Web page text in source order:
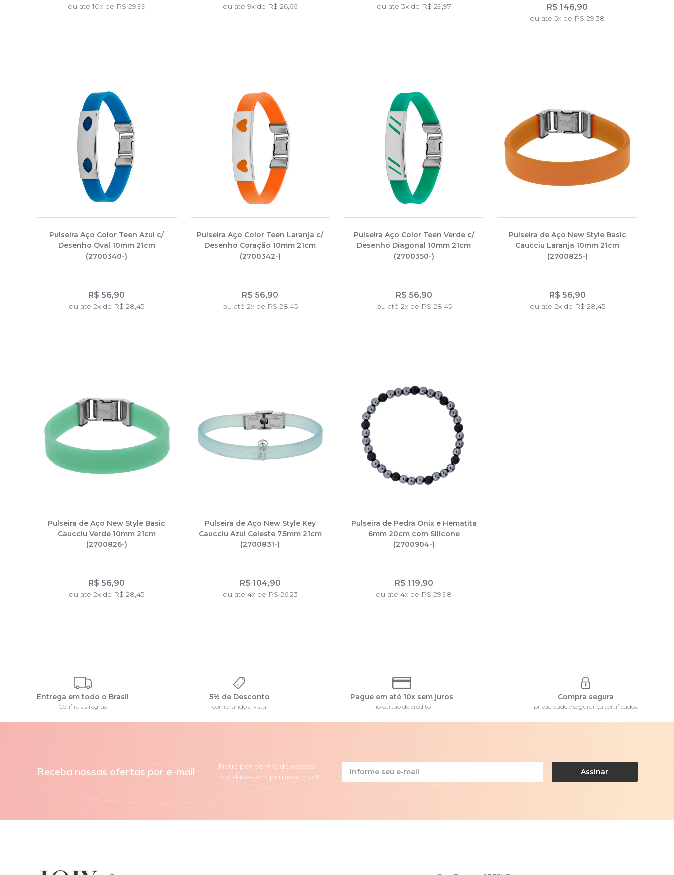
ou até 10x de R$ 29,99 ou até 9x de R$ 26,66 ou até 3x de R$ 29,97
R$ 146,90
ou até 5x de R$ 29,38
Pulseira Aço Color Teen Azul c/
Desenho Oval 10mm 21cm
(2700340-)
R$ 56,90
ou até 2x de R$ 28,45
Pulseira Aço Color Teen Laranja c/
Desenho Coração 10mm 21cm
(2700342-)
R$ 56,90
ou até 2x de R$ 28,45
Pulseira Aço Color Teen Verde c/
Desenho Diagonal 10mm 21cm
(2700350-)
R$ 56,90
ou até 2x de R$ 28,45
Pulseira de Aço New Style Basic
Caucciu Laranja 10mm 21cm
(2700825-)
R$ 56,90
ou até 2x de R$ 28,45
Pulseira de Aço New Style Basic
Caucciu Verde 10mm 21cm
(2700826-)
R$ 56,90
ou até 2x de R$ 28,45
Pulseira de Aço New Style Key
Caucciu Azul Celeste 7.5mm 21cm
(2700831-)
R$ 104,90
ou até 4x de R$ 26,23
Pulseira de Pedra Onix e Hematita
6mm 20cm com Silicone
(2700904-)
R$ 119,90
ou até 4x de R$ 29,98
Entrega em todo o Brasil
Confira as regras
5% de Desconto
comprando à vista
Pague em até 10x sem juros
no cartão de crédito
Compra segura
privacidade e segurança certificados
Receba nossas ofertas por e-mail
Fique por dentro de nossas
novidades em primeira mão!
Assinar